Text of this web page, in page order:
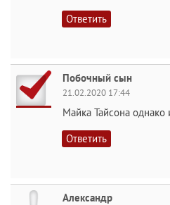
Ответить
Побочный сын
21.02.2020 17:44
Майка Тайсона
Ответить
Александр